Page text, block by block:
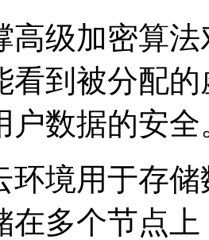
级加密算法
到被分配的虚
户数据的安全
境用于存储数
多个节点上